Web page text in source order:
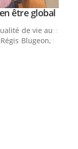
être global
de vie au
Blugeon,